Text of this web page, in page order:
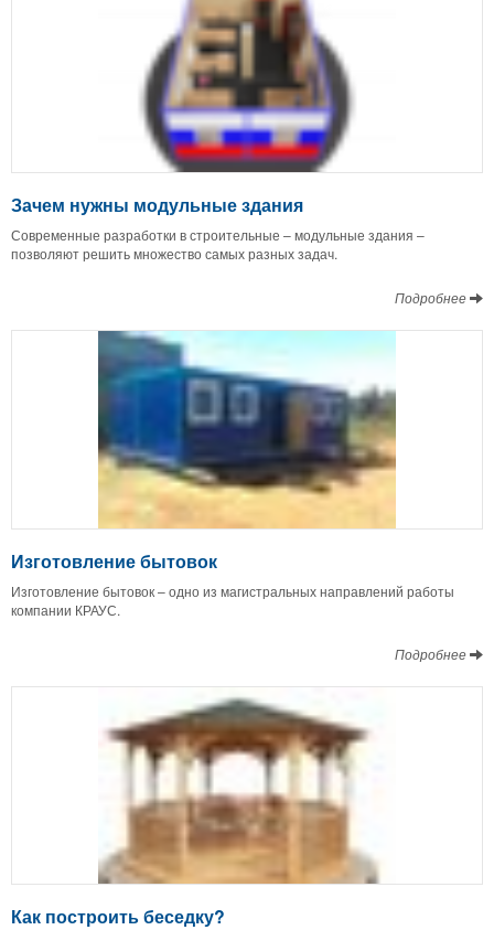
Зачем нужны модульные здания
Современные разработки в строительные – модульные здания –
позволяют решить множество самых разных задач.
Подробнее
Изготовление бытовок
Изготовление бытовок – одно из магистральных направлений работы
компании КРАУС.
Подробнее
Как построить беседку?